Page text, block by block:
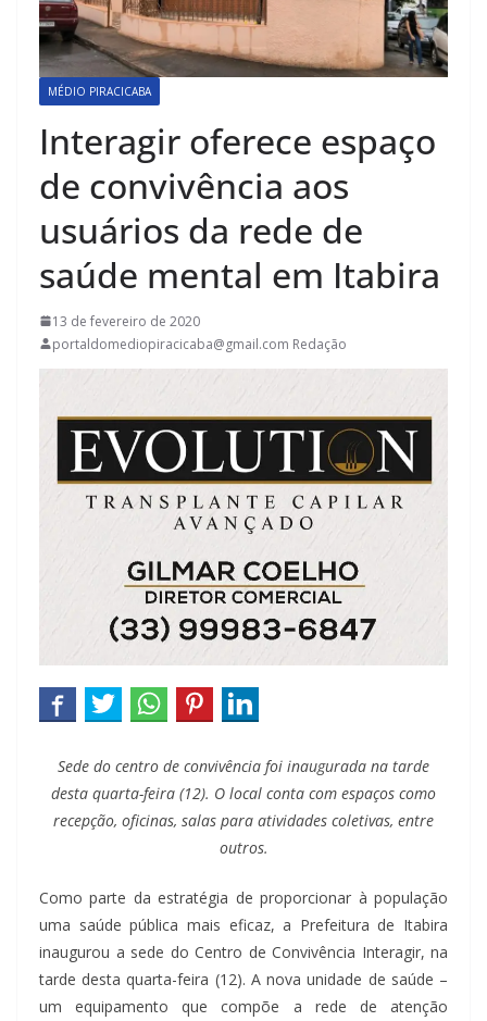
MÉDIO PIRACICABA
Interagir oferece espaço
de convivência aos
usuários da rede de
saúde mental em Itabira
13 de fevereiro de 2020
portaldomediopiracicaba@gmail.com Redação
Sede do centro de convivência foi inaugurada na tarde
desta quarta-feira (12). O local conta com espaços como
recepção, oficinas, salas para atividades coletivas, entre
outros.
Como parte da estratégia de proporcionar à população
uma saúde pública mais eficaz, a Prefeitura de Itabira
inaugurou a sede do Centro de Convivência Interagir, na
tarde desta quarta-feira (12). A nova unidade de saúde –
um equipamento que compõe a rede de atenção